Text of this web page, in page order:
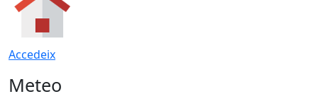
Accedeix
Meteo